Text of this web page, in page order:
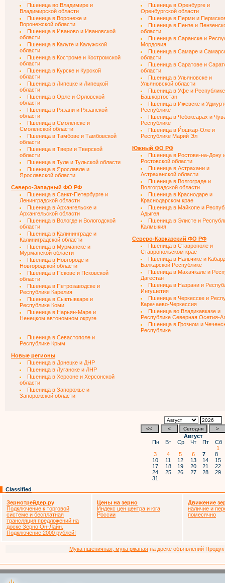
Пшеница во Владимире и
Владимирской области
Пшеница в Воронеже и
Воронежской области
Пшеница в Иваново и Ивановской
области
Пшеница в Калуге и Калужской
области
Пшеница в Костроме и Костромской
области
Пшеница в Курске и Курской
области
Пшеница в Липецке и Липецкой
области
Пшеница в Орле и Орловской
области
Пшеница в Рязани и Рязанской
области
Пшеница в Смоленске и
Смоленской области
Пшеница в Тамбове и Тамбовской
области
Пшеница в Твери и Тверской
области
Пшеница в Туле и Тульской области
Пшеница в Ярославле и
Ярославской области
Северо-Западный ФО РФ
Пшеница в Санкт-Петербурге и
Ленинградской области
Пшеница в Архангельске и
Архангельской области
Пшеница в Вологде и Вологодской
области
Пшеница в Калининграде и
Калиниградской области
Пшеница в Мурманске и
Мурманской области
Пшеница в Новгороде и
Новгородской области
Пшеница в Пскове и Псковской
области
Пшеница в Петрозаводске и
Республике Карелия
Пшеница в Сыктывкаре и
Республике Коми
Пшеница в Нарьян-Маре и
Ненецком автономном округе
Пшеница в Севастополе и
Республике Крым
Новые регионы
Пшеница в Донецке и ДНР
Пшеница в Луганске и ЛНР
Пшеница в Херсоне и Херсонской
области
Пшеница в Запорожье и
Запорожской области
Пшеница в Оренбурге и
Оренбургской области
Пшеница в Перми и
Пшеница в Пензе и
области
Пшеница в Саранске и
Мордовия
Пшеница в Самаре и
области
Пшеница в Саратове и
области
Пшеница в Ульяновске и
Ульяновской области
Пшеница в Уфе и Республике
Башкортостан
Пшеница в Ижевске и
Республике
Пшеница в Чебоксарах и
Республике
Пшеница в Йошкар-Оле и
Республике Марий Эл
Южный ФО РФ
Пшеница в Ростове-на-Дону
Ростовской области
Пшеница в Астрахани и
Астраханской области
Пшеница в Волгограде и
Волгоградской области
Пшеница в Краснодаре и
Краснодарском крае
Пшеница в Майкопе и
Адыгея
Пшеница в Элисте и
Калмыкия
Северо-Кавказский ФО РФ
Пшеница в Ставрополе и
Ставропольском крае
Пшеница в Нальчике и
Балкарской Республике
Пшеница в Махачкале и
Дагестан
Пшеница в Назрани и
Ингушетия
Пшеница в Черкесске и
Карачаево-Черкессия
Пшеница во Владикавказе и
Республике Северная Осетия-
Пшеница в Грозном и
Республике
Август
Пн
Вт Ср Чт Пт Сб
1
3
4 5 6 7 8
10
11 12 13 14 15
17
18 19 20 21 22
24
25 26 27 28 29
31
Classified
Зернотрейдер.ру
Подключение к торговой
системе и бесплатная
трансляция предложений на
доске Зерно Он-Лайн.
Подключение 2000 рублей!
Цены на зерно
Индекс цен центра и юга
России
Движение
наличие и
помесячно
Мука пшеничная, мука ржаная на доске объявлений